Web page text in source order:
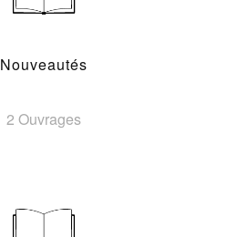
Nouveautés
2 Ouvrages